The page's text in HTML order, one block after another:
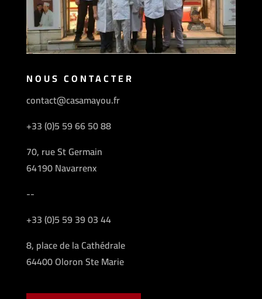
NOUS CONTACTER
contact@casamayou.fr
+33 (0)5 59 66 50 88
70, rue St Germain
64190 Navarrenx
--
+33 (0)5 59 39 03 44
8, place de la Cathédrale
64400 Oloron Ste Marie